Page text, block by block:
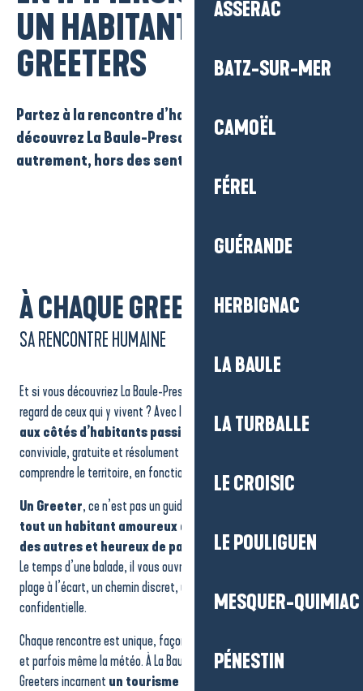
ASSÉRAC
BATZ-SUR-MER
CAMOËL
FÉREL
GUÉRANDE
HERBIGNAC
LA BAULE
LA TURBALLE
LE CROISIC
LE POULIGUEN
MESQUER-QUIMIAC
PÉNESTIN
UN HABITANT –
GREETERS
Partez à la rencontre d’habitants passionnés et
découvrez La Baule-Presqu’île de Guérande
autrement, hors des sentiers battus.
À CHAQUE GREET,
SA RENCONTRE HUMAINE
Et si vous découvriez La Baule-Presqu’île de Guérande à travers le
regard de ceux qui y vivent ? Avec les Greeters,partez en balade
aux côtés d’habitants passionnés,pour une expérience
conviviale, gratuite et résolument différente. Une autre façon de
comprendre le territoire, en fonction des centres d’intérêt de chacun.
Un Greeter, ce n’est pas un guide professionnel.
tout un habitant amoureux de son territoire, curieux
des autres et heureux de partager ses coups de cœur
Le temps d’une balade, il vous ouvre les portes de son quotidien : une
plage à l’écart, un chemin discret, une anecdote locale, une adresse
confidentielle.
Chaque rencontre est unique, façonnée par les échanges, les envies
et parfois même la météo. À La Baule-Presqu’île de Guérande, les
Greeters incarnent un tourisme plus humain encore, basé